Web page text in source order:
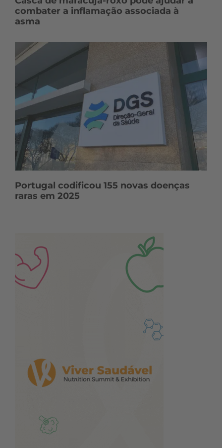
combater a inflamação associada à
asma
Portugal codificou 155 novas doenças
raras em 2025